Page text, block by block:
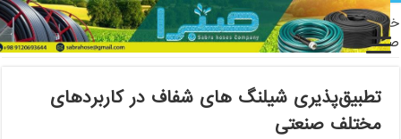
/ شیلنگ / تطبیق‌پذیری شیلنگ های شفاف در کاربردهای مختلف
تطبیق‌پذیری شیلنگ های شفاف در کاربردهای
مختلف صنعتی